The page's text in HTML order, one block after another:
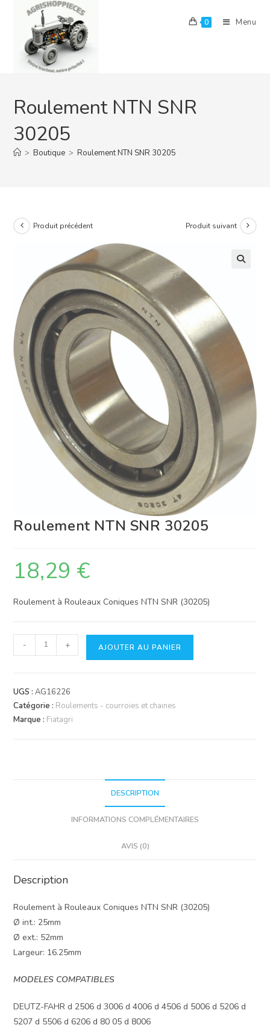
content
0 Menu
Roulement NTN SNR
30205
> Boutique > Roulement NTN SNR 30205
Produit précédent Produit suivant
Roulement NTN SNR 30205
18,29 €
Roulement à Rouleaux Coniques NTN SNR (30205)
quantité
de
NTN
SNR
30205
- + AJOUTER AU PANIER
UGS :AG16226
Catégorie : Roulements - courroies et chaines
Marque : Fiatagri
DESCRIPTION
INFORMATIONS COMPLÉMENTAIRES
AVIS (0)
Description
Roulement à Rouleaux Coniques NTN SNR (30205)
Ø int.: 25mm
Ø ext.: 52mm
Largeur: 16.25mm
MODELES COMPATIBLES
DEUTZ-FAHR d 2506 d 3006 d 4006 d 4506 d 5006 d 5206 d
5207 d 5506 d 6206 d 80 05 d 8006